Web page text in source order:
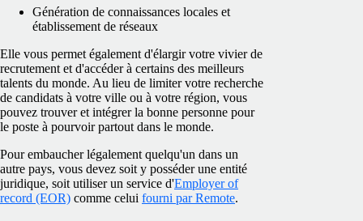
Génération de connaissances locales et
établissement de réseaux
Elle vous permet également d'élargir votre vivier de
recrutement et d'accéder à certains des meilleurs
talents du monde. Au lieu de limiter votre recherche
de candidats à votre ville ou à votre région, vous
pouvez trouver et intégrer la bonne personne pour
le poste à pourvoir partout dans le monde.
Pour embaucher légalement quelqu'un dans un
autre pays, vous devez soit y posséder une entité
juridique, soit utiliser un service d'Employer of
record (EOR) comme celui fourni par Remote.